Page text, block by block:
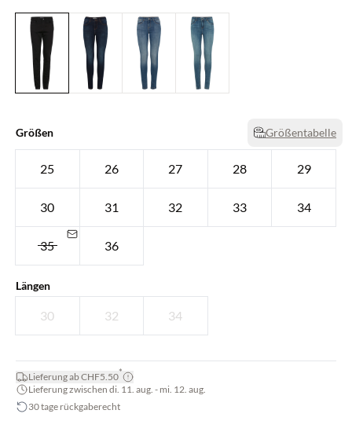
Größen Größentabelle
25 26 27 28 29
30 31 32 33 34
35 36
Längen
30 32 34
Lieferung ab CHF5.50*
Lieferung zwischen di. 11. aug. - mi. 12. aug.
30 tage rückgaberecht